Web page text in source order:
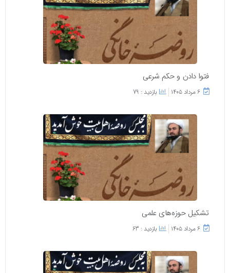
فتوا دادن و حکم شرعی
۶ مرداد ۱۴۰۵ بازدید : 79
تشکیل حوزه‌های علمی
۶ مرداد ۱۴۰۵ بازدید : 63